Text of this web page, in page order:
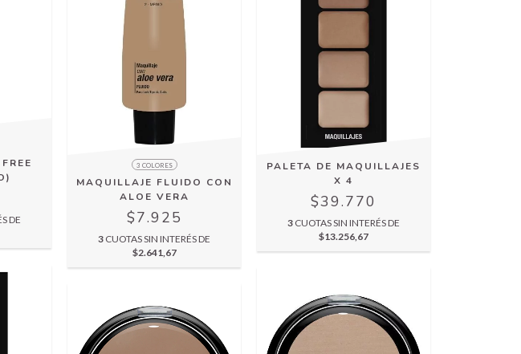
DE
3 COLORES
MAQUILLAJE FLUIDO CON
ALOE VERA
$7.925
3 CUOTAS SIN INTERÉS DE
$2.641,67
PALETA DE MAQUILLAJES
X 4
$39.770
3 CUOTAS SIN INTERÉS DE
$13.256,67